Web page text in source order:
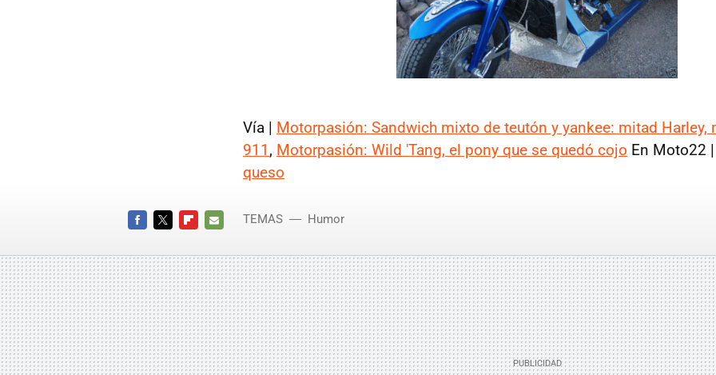
Vía | Motorpasión: Sandwich mixto de teutón y yankee: mitad Harley,
911 , Motorpasión: Wild 'Tang, el pony que se quedó cojo En Moto22 |
queso
MAIL
TEMAS Humor